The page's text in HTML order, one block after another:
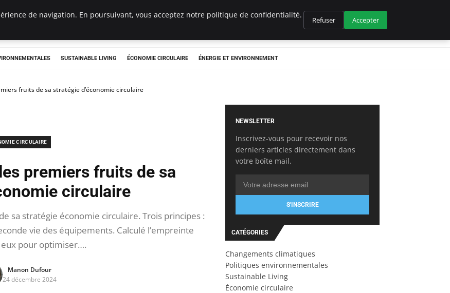
SUSTAINABLE LIVING ÉCONOMIE CIRCULAIRE ÉNERGIE ET ENVIRONNEMENT
fruits de sa stratégie d’économie circulaire
CIRCULAIRE
premiers fruits de sa
circulaire
sa stratégie économie circulaire. Trois principes :
vie des équipements. Calculé l’empreinte
pour optimiser….
Manon Dufour
24 décembre 2024
NEWSLETTER
Inscrivez-vous pour recevoir nos
derniers articles directement dans
votre boîte mail.
S'INSCRIRE
CATÉGORIES
Changements climatiques
Politiques environnementales
Sustainable Living
Économie circulaire
de navigation. En poursuivant, vous acceptez notre politique de confidentialité.
Refuser Accepter